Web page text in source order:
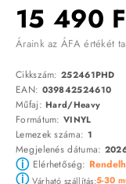
15 490
Áraink az ÁFA értékét
Cikkszám: 252461PHD
EAN: 039842524610
Műfaj:Hard/Heavy
Formátum: VINYL
Lemezek száma: 1
Megjelenés dátuma:
ⓘElérhetőség:
ⓘVárható szállítás:5-30